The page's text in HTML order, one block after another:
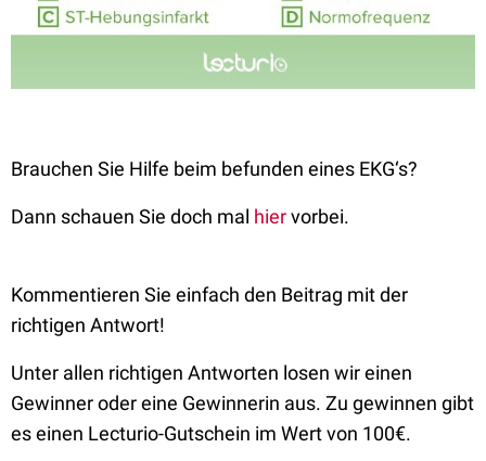
Brauchen Sie Hilfe beim befunden eines EKG‘s?
Dann schauen Sie doch mal hiervorbei.
Kommentieren Sie einfach den Beitrag mit der
richtigen Antwort!
Unter allen richtigen Antworten losen wir einen
Gewinner oder eine Gewinnerin aus. Zu gewinnen gibt
es einen Lecturio-Gutschein im Wert von 100€.